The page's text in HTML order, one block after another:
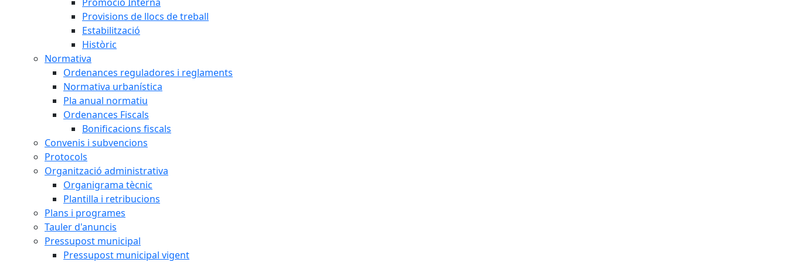
Provisions de llocs de treball
Estabilització
Històric
Normativa
Ordenances reguladores i reglaments
Normativa urbanística
Pla anual normatiu
Ordenances Fiscals
Bonificacions fiscals
Convenis i subvencions
Protocols
Organització administrativa
Organigrama tècnic
Plantilla i retribucions
Plans i programes
Tauler d'anuncis
Pressupost municipal
Pressupost municipal vigent